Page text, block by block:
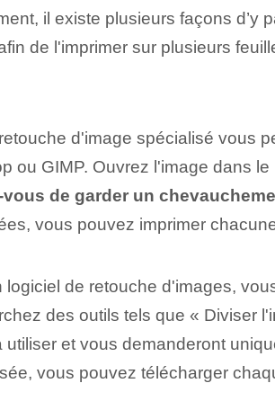
il existe plusieurs façons d’y
de l'imprimer sur plusieurs
d'image spécialisé vous
ou GIMP. Ouvrez l'image dans
de garder un
vous pouvez imprimer
de retouche d'images,
des outils tels que « Diviser
et vous demanderont
vous pouvez télécharger